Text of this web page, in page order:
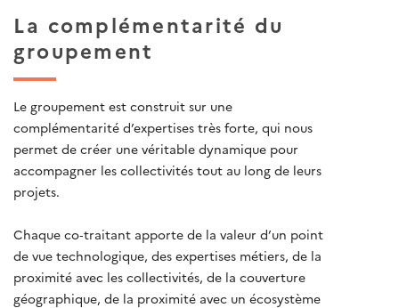
La complémentarité du
groupement
Le groupement est construit sur une
complémentarité d’expertises très forte, qui nous
permet de créer une véritable dynamique pour
accompagner les collectivités tout au long de leurs
projets.
Chaque co‐traitant apporte de la valeur d’un point
de vue technologique, des expertises métiers, de la
proximité avec les collectivités, de la couverture
géographique, de la proximité avec un écosystème